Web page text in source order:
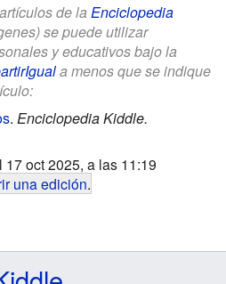
de la Enciclopedia
se puede utilizar
y educativos bajo la
a menos que se indique
. Enciclopedia Kiddle.
oct 2025, a las 11:19
una edición.